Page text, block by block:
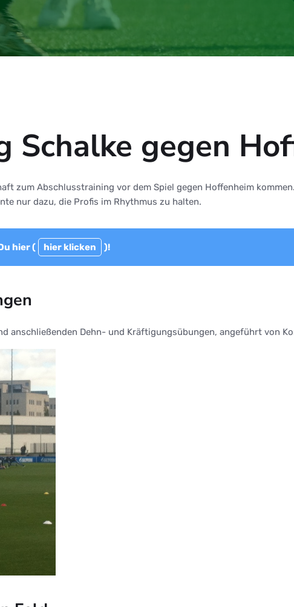
Schalke gegen
zum Abschlusstraining vor dem Spiel gegen Hoffenheim kommen.
nur dazu, die Profis im Rhythmus zu halten.
hier ( hier klicken )!
anschließenden Dehn- und Kräftigungsübungen, angeführt von